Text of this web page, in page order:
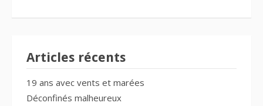
Articles récents
19 ans avec vents et marées
Déconfinés malheureux